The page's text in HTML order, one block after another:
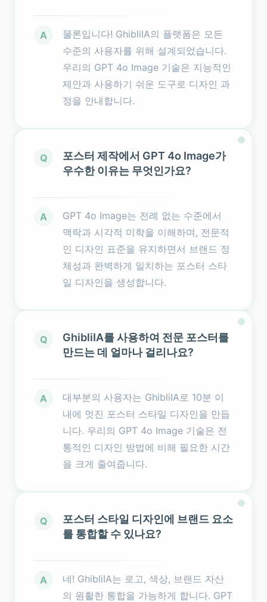
A
물론입니다! GhibliIA의 플랫폼은 모든
수준의 사용자를 위해 설계되었습니다.
우리의 GPT 4o Image 기술은 지능적인
제안과 사용하기 쉬운 도구로 디자인 과
정을 안내합니다.
Q
포스터 제작에서 GPT 4o Image가
우수한 이유는 무엇인가요?
A
GPT 4o Image는 전례 없는 수준에서
맥락과 시각적 미학을 이해하며, 전문적
인 디자인 표준을 유지하면서 브랜드 정
체성과 완벽하게 일치하는 포스터 스타
일 디자인을 생성합니다.
Q
GhibliIA를 사용하여 전문 포스터를
만드는 데 얼마나 걸리나요?
A
대부분의 사용자는 GhibliIA로 10분 이
내에 멋진 포스터 스타일 디자인을 만듭
니다. 우리의 GPT 4o Image 기술은 전
통적인 디자인 방법에 비해 필요한 시간
을 크게 줄여줍니다.
Q
포스터 스타일 디자인에 브랜드 요소
를 통합할 수 있나요?
A
네! GhibliIA는 로고, 색상, 브랜드 자산
의 원활한 통합을 가능하게 합니다. GPT